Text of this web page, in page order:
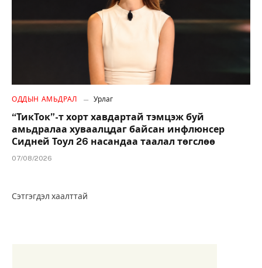
ОДДЫН АМЬДРАЛ Урлаг
“ТикТок”-т хорт хавдартай тэмцэж буй
амьдралаа хуваалцдаг байсан инфлюнсер
Сидней Тоул 26 насандаа таалал төгслөө
07/08/2026
Сэтгэгдэл хаалттай